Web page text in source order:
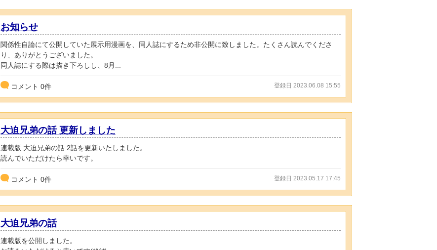
お知らせ
関係性自論にて公開していた展示用漫画を、同人誌にするため非公開に致しました。たくさん読んでくださ
り、ありがとうございました。
同人誌にする際は描き下ろしし、8月...
コメント 0件 登録日 2023.06.08 15:55
大迫兄弟の話 更新しました
連載版 大迫兄弟の話 2話を更新いたしました。
読んでいただけたら幸いです。
コメント 0件 登録日 2023.05.17 17:45
大迫兄弟の話
連載版を公開しました。